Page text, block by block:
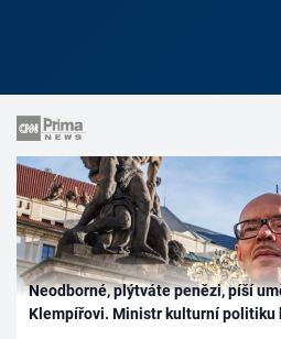
Neodborné, plýtváte penězi, píší
Klempířovi. Ministr kulturní politiku